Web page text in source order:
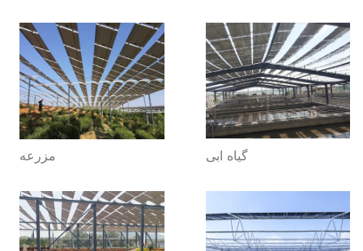
مزرعه گیاه ابی